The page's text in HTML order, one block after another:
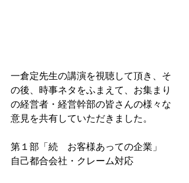
一倉定先生の講演を視聴して頂き、そ
の後、時事ネタをふまえて、お集まり
の経営者・経営幹部の皆さんの様々な
意見を共有していただきました。
第１部「続　お客様あっての企業」
自己都合会社・クレーム対応